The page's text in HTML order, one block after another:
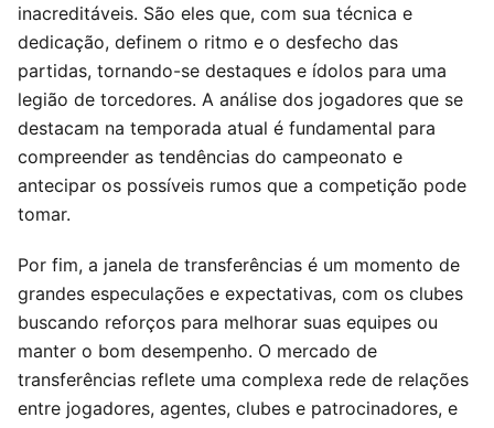
inacreditáveis. São eles que, com sua técnica e
dedicação, definem o ritmo e o desfecho das
partidas, tornando-se destaques e ídolos para uma
legião de torcedores. A análise dos jogadores que se
destacam na temporada atual é fundamental para
compreender as tendências do campeonato e
antecipar os possíveis rumos que a competição pode
tomar.
Por fim, a janela de transferências é um momento de
grandes especulações e expectativas, com os clubes
buscando reforços para melhorar suas equipes ou
manter o bom desempenho. O mercado de
transferências reflete uma complexa rede de relações
entre jogadores, agentes, clubes e patrocinadores, e